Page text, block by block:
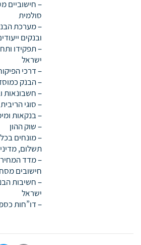
– חישוביים
סולמית
– מערכת
ובנקים
– תפקידו
ישראל
– דרכי
– הבנק
– חשבונאות
– סוגי הריבית
– בנקאות
– שוק ההון
– מונחים
תשלום,
– מדד
חישובים
– חשיבות
ישראל
– דו”חות